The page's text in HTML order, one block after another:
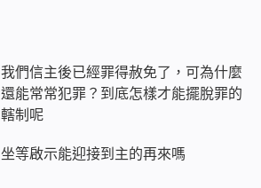
我們信主後已經罪得赦免了，可為什麼
還能常常犯罪？到底怎樣才能擺脫罪的
轄制呢
坐等啟示能迎接到主的再來嗎